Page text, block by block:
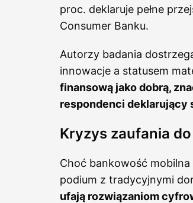
proc. deklaruje pełne
Consumer Banku.
Autorzy badania
innowacje a statusem
finansową jako dobrą,
respondenci deklarujący
Kryzys zaufania
Choć bankowość
podium z tradycyjnymi
ufają rozwiązaniom